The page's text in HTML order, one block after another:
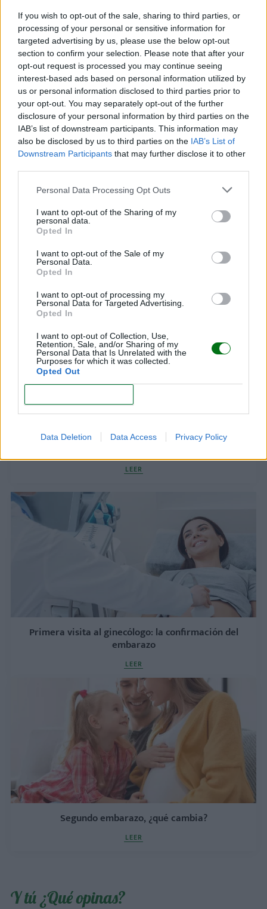
If you wish to opt-out of the sale, sharing to third parties, or
processing of your personal or sensitive information for
targeted advertising by us, please use the below opt-out
section to confirm your selection. Please note that after your
opt-out request is processed you may continue seeing
interest-based ads based on personal information utilized by
us or personal information disclosed to third parties prior to
your opt-out. You may separately opt-out of the further
disclosure of your personal information by third parties on the
IAB’s list of downstream participants. This information may
also be disclosed by us to third parties on the IAB’s List of
Downstream Participants that may further disclose it to other
Personal Data Processing Opt Outs
I want to opt-out of the Sharing of my
personal data.
Opted In
I want to opt-out of the Sale of my
Personal Data.
Opted In
I want to opt-out of processing my
Personal Data for Targeted Advertising.
Opted In
I want to opt-out of Collection, Use,
Retention, Sale, and/or Sharing of my
Personal Data that Is Unrelated with the
Purposes for which it was collected.
Opted Out
Data Deletion Data Access Privacy Policy
Sueño y cansancio en el embarazo
LEER
Un solo ganador, millones de participantes
LEER
LEER
Primera visita al ginecólogo: la confirmación del
embarazo
LEER
Segundo embarazo, ¿qué cambia?
LEER
Y tú ¿Qué opinas?